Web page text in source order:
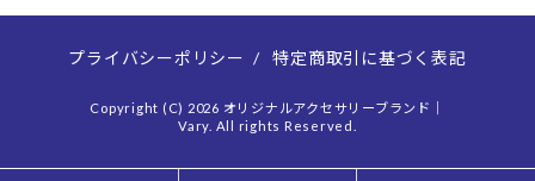
プライバシーポリシー / 特定商取引に基づく表記
Copyright (C) 2026 オリジナルアクセサリーブランド｜
Vary. All rights Reserved.